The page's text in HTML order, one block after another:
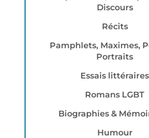
Discours
Récits
Pamphlets, Maximes,
Portraits
Essais littéraires
Romans LGBT
Biographies &
Humour